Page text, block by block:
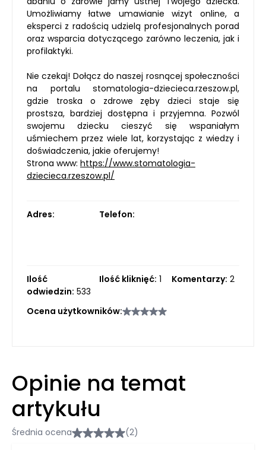
Umożliwiamy łatwe umawianie wizyt online, a
eksperci z radością udzielą profesjonalnych porad
oraz wsparcia dotyczącego zarówno leczenia, jak i
profilaktyki.
Nie czekaj! Dołącz do naszej rosnącej społeczności
na portalu stomatologia-dziecieca.rzeszow.pl,
gdzie troska o zdrowe zęby dzieci staje się
prostsza, bardziej dostępna i przyjemna. Pozwól
swojemu dziecku cieszyć się wspaniałym
uśmiechem przez wiele lat, korzystając z wiedzy i
doświadczenia, jakie oferujemy!
Strona www: https://www.stomatologia-
dziecieca.rzeszow.pl/
Adres: Telefon:
Ilość
odwiedzin: 533
Ilość kliknięć: 1 Komentarzy: 2
Ocena użytkowników:
Opinie na temat
artykułu
Średnia ocena (2)